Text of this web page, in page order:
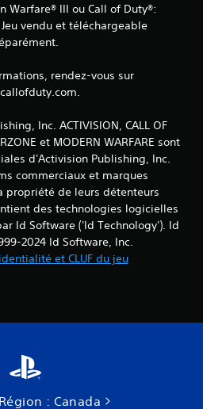
Warfare® III ou Call of Duty®:
vendu et téléchargeable
rendez-vous sur
Inc. ACTIVISION, CALL OF
et MODERN WARFARE sont
d'Activision Publishing, Inc.
commerciaux et marques
propriété de leurs détenteurs
des technologies logicielles
Id Software ('Id Technology'). Id
2024 Id Software, Inc.
et CLUF du jeu
: Canada